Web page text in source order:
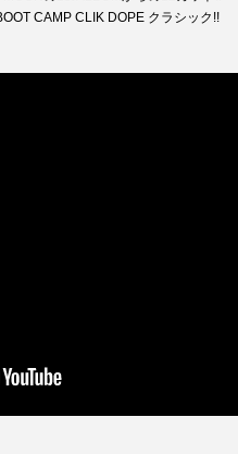
CAMP CLIK DOPE クラシック!!